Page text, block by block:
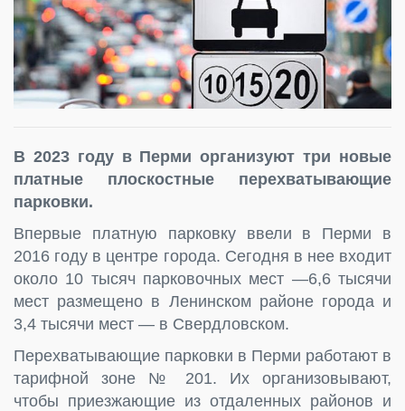
В 2023 году в Перми организуют три новые
платные плоскостные перехватывающие
парковки.
Впервые платную парковку ввели в Перми в
2016 году в центре города. Сегодня в нее входит
около 10 тысяч парковочных мест —6,6 тысячи
мест размещено в Ленинском районе города и
3,4 тысячи мест — в Свердловском.
Перехватывающие парковки в Перми работают в
тарифной зоне № 201. Их организовывают,
чтобы приезжающие из отдаленных районов и